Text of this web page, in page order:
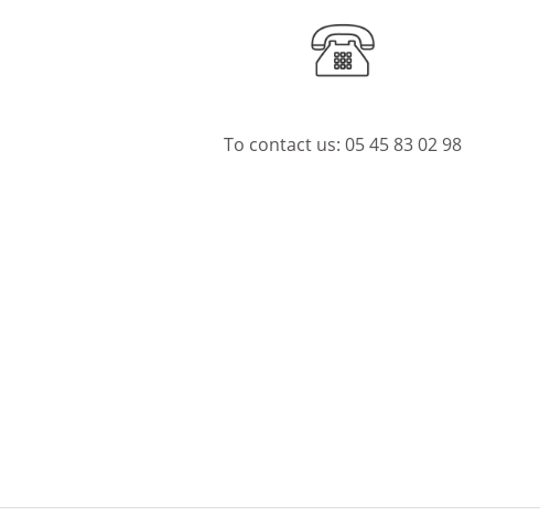
To contact us:05 45 83 02 98